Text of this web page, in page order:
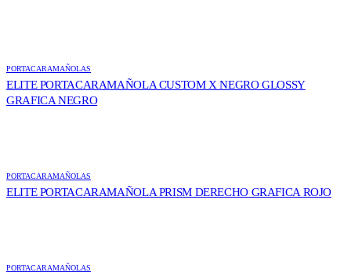
PORTACARAMAÑOLAS
ELITE PORTACARAMAÑOLA CUSTOM X NEGRO GLOSSY
GRAFICA NEGRO
PORTACARAMAÑOLAS
ELITE PORTACARAMAÑOLA PRISM DERECHO GRAFICA ROJO
PORTACARAMAÑOLAS